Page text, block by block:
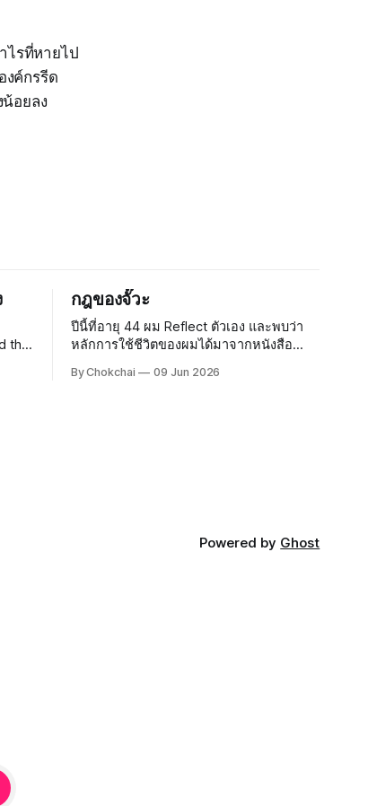
ไรที่หายไป
งค์กรรีด
อยลง
the
น
กฎของจั๊วะ
ปีนี้ที่อายุ 44 ผม Reflect ตัวเอง และพบว่า
หลักการใช้ชีวิตของผมได้มาจากหนังสือ
People เยอะมาก ใน Habit ทั้ง 7 นี้จะมีเกร็ด
By Chokchai 09 Jun 2026
Powered by Ghost